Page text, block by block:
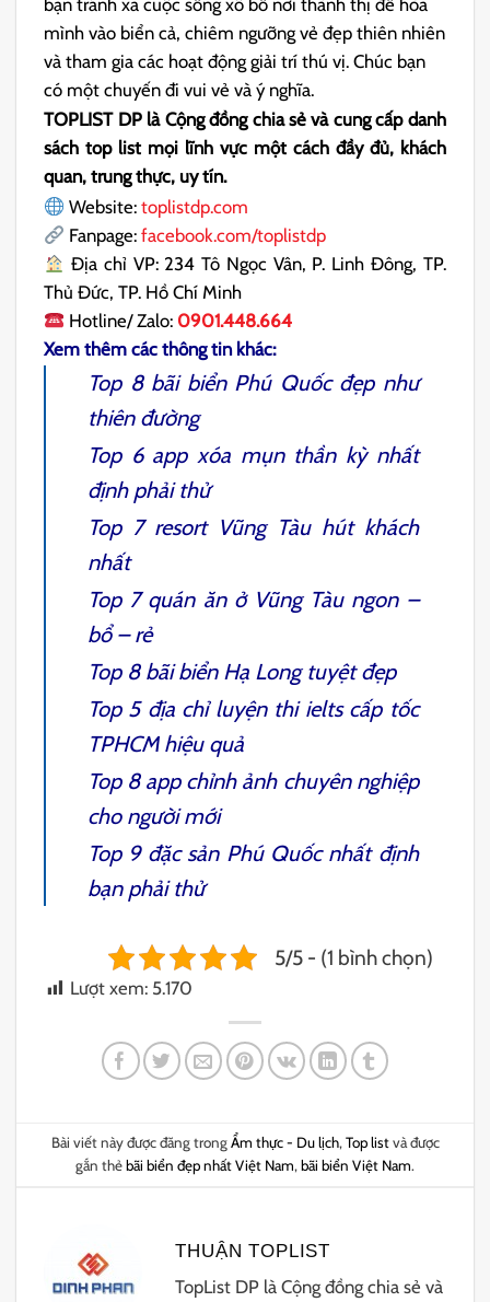
mình vào biển cả, chiêm ngưỡng vẻ đẹp thiên nhiên
và tham gia các hoạt động giải trí thú vị. Chúc bạn
có một chuyến đi vui vẻ và ý nghĩa.
TOPLIST DP là Cộng đồng chia sẻ và cung cấp danh
sách top list mọi lĩnh vực một cách đầy đủ, khách
quan, trung thực, uy tín.
Website:toplistdp.com
Fanpage:facebook.com/toplistdp
Địa chỉ VP: 234 Tô Ngọc Vân, P. Linh Đông, TP.
Thủ Đức, TP. Hồ Chí Minh
Hotline/ Zalo: 0901.448.664
Xem thêm các thông tin khác:
Top 8 bãi biển Phú Quốcđẹp như
thiên đường
Top 6 app xóa mụnthần kỳ nhất
định phải thử
Top 7 resort Vũng Tàuhút khách
nhất
Top 7quán ăn ở Vũng Tàungon –
bổ – rẻ
Top 8 bãi biển Hạ Longtuyệt đẹp
Top 5 địa chỉ luyện thi ielts cấp tốc
TPHCMhiệu quả
Top 8 app chỉnh ảnhchuyên nghiệp
cho người mới
Top 9 đặc sản Phú Quốcnhất định
bạn phải thử
5/5 - (1 bình chọn)
Lượt xem: 5.170
Bài viết này được đăng trongẨm thực - Du lịch, Top listvà được
gắn thẻbãi biển đẹp nhất Việt Nam, bãi biển Việt Nam.
THUẬN TOPLIST
TopList DP là Cộng đồng chia sẻ và